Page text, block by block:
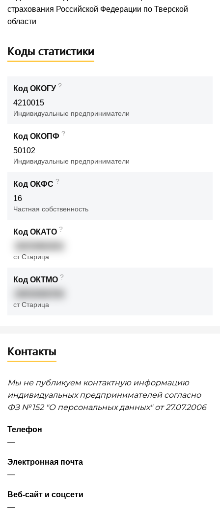
страхования Российской Федерации по Тверской
области
Коды статистики
Код ОКОГУ ?
4210015
Индивидуальные предприниматели
Код ОКОПФ ?
50102
Индивидуальные предприниматели
Код ОКФС ?
16
Частная собственность
Код ОКАТО ?
ст Старица
Код ОКТМО ?
ст Старица
Контакты
Мы не публикуем контактную информацию
индивидуальных предпринимателей согласно
ФЗ № 152 "О персональных данных" от 27.07.2006
Телефон
—
Электронная почта
—
Веб-сайт и соцсети
—